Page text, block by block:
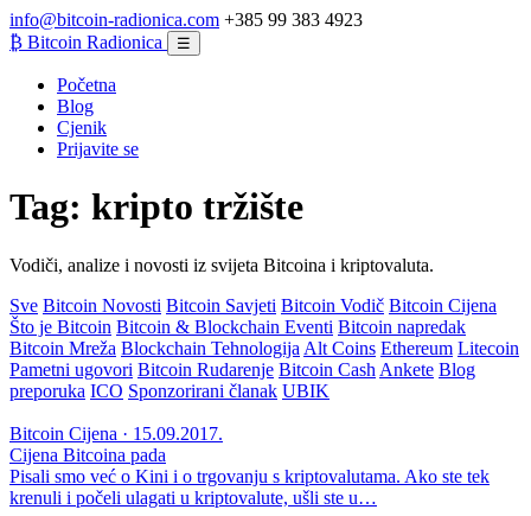
info@bitcoin-radionica.com +385 99 383 4923
₿ Bitcoin Radionica ☰
Početna
Blog
Cjenik
Prijavite se
Tag: kripto tržište
Vodiči, analize i novosti iz svijeta Bitcoina i kriptovaluta.
Sve Bitcoin Novosti Bitcoin Savjeti Bitcoin Vodič Bitcoin Cijena
Što je Bitcoin Bitcoin & Blockchain Eventi Bitcoin napredak
Bitcoin Mreža Blockchain Tehnologija Alt Coins Ethereum Litecoin
Pametni ugovori Bitcoin Rudarenje Bitcoin Cash Ankete Blog
preporuka ICO Sponzorirani članak UBIK
Bitcoin Cijena · 15.09.2017.
Cijena Bitcoina pada
Pisali smo već o Kini i o trgovanju s kriptovalutama. Ako ste tek
krenuli i počeli ulagati u kriptovalute, ušli ste u…